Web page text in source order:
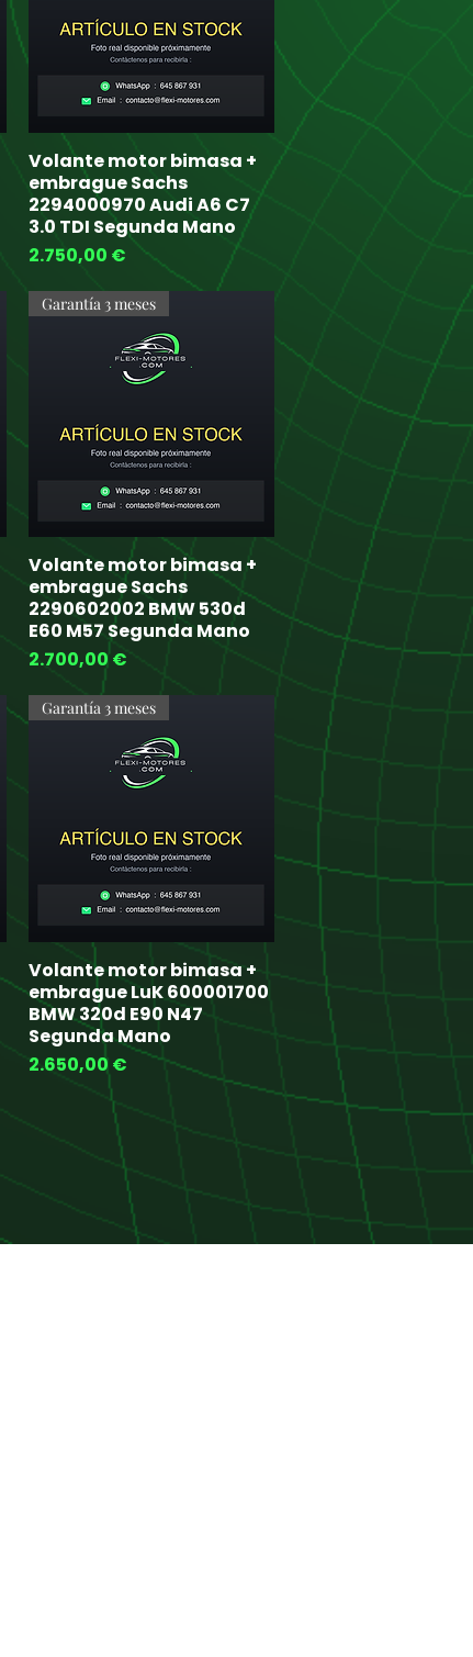
Quick View
Volante motor bimasa +
embrague Sachs
2294000970 Audi A6 C7
3.0 TDI Segunda Mano
Price
2.750,00 €
Quick View
Garantía 3 meses
Volante motor bimasa +
embrague Sachs
2290602002 BMW 530d
E60 M57 Segunda Mano
Price
2.700,00 €
Quick View
Garantía 3 meses
Volante motor bimasa +
embrague LuK 600001700
BMW 320d E90 N47
Segunda Mano
Price
2.650,00 €